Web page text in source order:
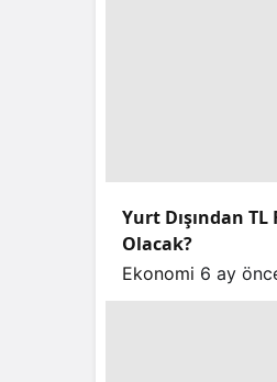
Yurt Dışından
Olacak?
Ekonomi 6 ay